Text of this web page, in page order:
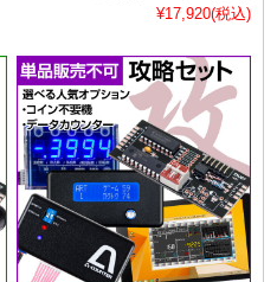
¥17,920(税込)